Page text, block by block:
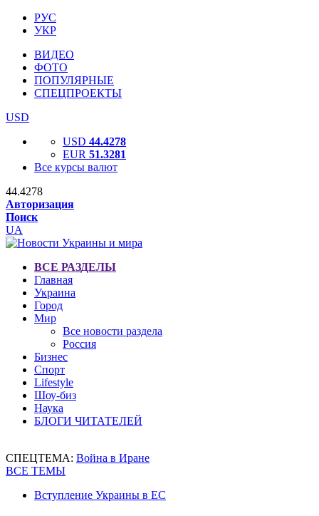
РУС
УКР
ВИДЕО
ФОТО
ПОПУЛЯРНЫЕ
СПЕЦПРОЕКТЫ
USD
USD 44.4278
EUR 51.3281
Все курсы валют
44.4278
Авторизация
Поиск
UA
ВСЕ РАЗДЕЛЫ
Главная
Украина
Город
Мир
Все новости раздела
Россия
Бизнес
Спорт
Lifestyle
Шоу-биз
Наука
БЛОГИ ЧИТАТЕЛЕЙ
СПЕЦТЕМА: Война в Иране
ВСЕ ТЕМЫ
Вступление Украины в ЕС